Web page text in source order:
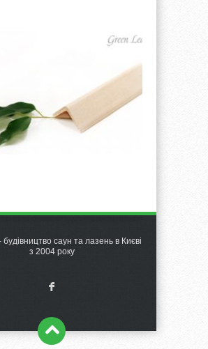
саун та лазень в Києві
з 2004 року
F